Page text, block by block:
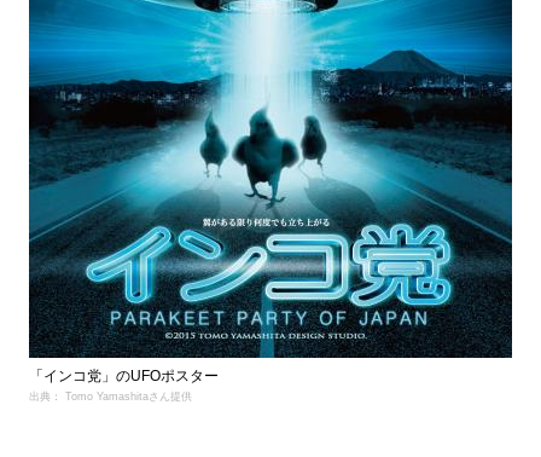
「インコ党」のUFOポスター
出典： Tomo Yamashitaさん提供